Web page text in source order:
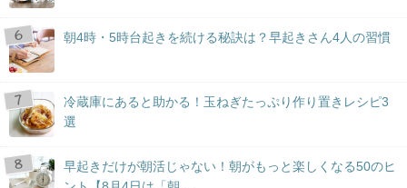
朝4時・5時台起きを続ける秘訣は？早起きさん4人の習慣
冷蔵庫にあると助かる！玉ねぎたっぷり作り置きレシピ3
選
早起きだけが朝活じゃない！朝がもっと楽しくなる50のヒ